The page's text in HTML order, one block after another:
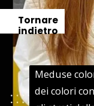
Meduse
dei colori
Meduse
dei colori
Tornare
indietro